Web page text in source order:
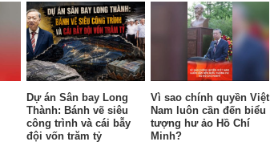
Dự án Sân bay Long
Thành: Bánh vẽ siêu
công trình và cái bẫy
đội vốn trăm tỷ
Vì sao chính quyền Việt
Nam luôn cần đến biểu
tượng hư ảo Hồ Chí
Minh?